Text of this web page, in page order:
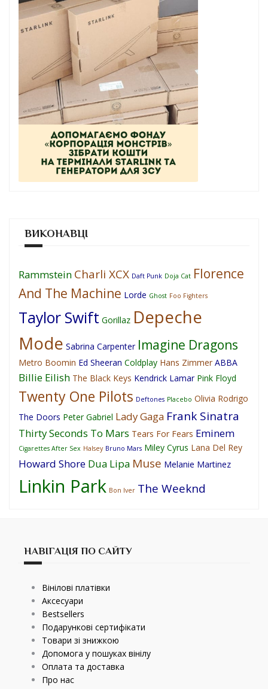
ВИКОНАВЦІ
Rammstein Charli XCX Daft Punk Doja Cat Florence
And The Machine Lorde Ghost Foo Fighters
Taylor Swift Gorillaz Depeche
Mode Sabrina Carpenter Imagine Dragons
Metro Boomin Ed Sheeran Coldplay Hans Zimmer ABBA
Billie Eilish The Black Keys Kendrick Lamar Pink Floyd
Twenty One Pilots Deftones Placebo Olivia Rodrigo
The Doors Peter Gabriel Lady Gaga Frank Sinatra
Thirty Seconds To Mars Tears For Fears Eminem
Cigarettes After Sex Halsey Bruno Mars Miley Cyrus Lana Del Rey
Howard Shore Dua Lipa Muse Melanie Martinez
Linkin Park Bon Iver The Weeknd
НАВІГАЦІЯ ПО САЙТУ
Вінілові платівки
Аксесуари
Bestsellers
Подарункові сертифікати
Товари зі знижкою
Допомога у пошуках вінілу
Оплата та доставка
Про нас